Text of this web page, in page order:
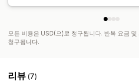
모든 비용은 USD(으)로 청구됩니다. 반복 요금
청구됩니다.
리뷰 (7)